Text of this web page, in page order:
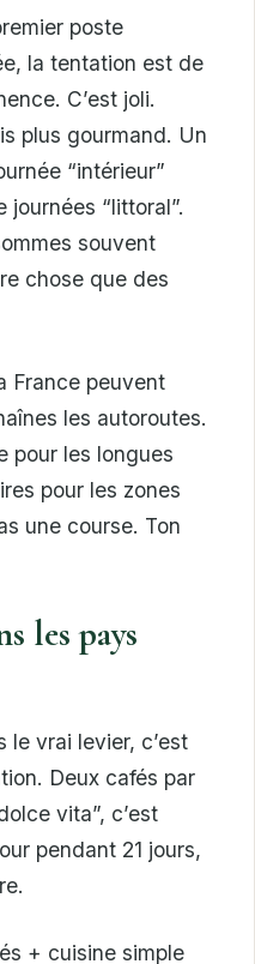
poste
la tentation est de
C’est joli.
plus gourmand. Un
“intérieur”
“littoral”.
souvent
chose que des
France peuvent
les autoroutes.
pour les longues
pour les zones
une course. Ton
les pays
le vrai levier, c’est
Deux cafés par
vita”, c’est
pendant 21 jours,
+ cuisine simple